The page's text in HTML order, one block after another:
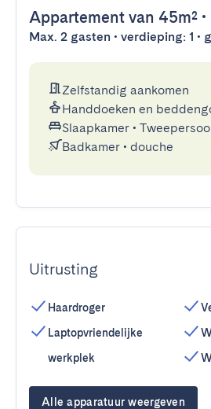
Appartement van 45m² •
Max. 2 gasten • verdieping: 1 •
Zelfstandig aankomen
Handdoeken en
Slaapkamer •
Badkamer • douche
Uitrusting
Haardroger
Laptopvriendelijke
werkplek
Alle apparatuur weergeven